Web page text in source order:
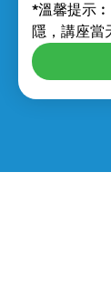
*溫馨提示
隱，講座當